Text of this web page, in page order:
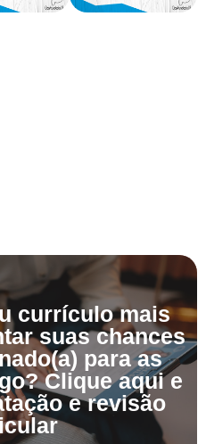
currículo mais
suas chances
para as
Clique aqui e
e revisão